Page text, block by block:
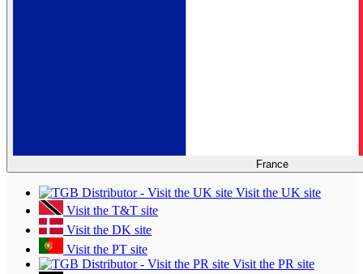
France
Visit the UK site
Visit the T&T site
Visit the DK site
Visit the PT site
Visit the PR site